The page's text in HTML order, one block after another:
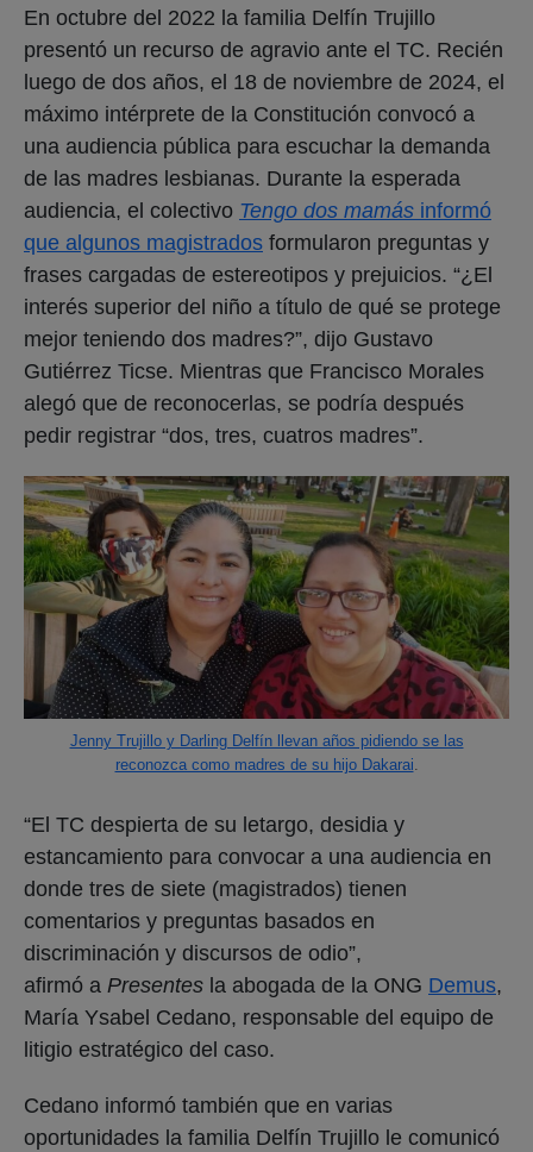
En octubre del 2022 la familia Delfín Trujillo
presentó un recurso de agravio ante el TC. Recién
luego de dos años, el 18 de noviembre de 2024, el
máximo intérprete de la Constitución convocó a
una audiencia pública para escuchar la demanda
de las madres lesbianas. Durante la esperada
audiencia, el colectivo Tengo dos mamás informó
que algunos magistrados formularon preguntas y
frases cargadas de estereotipos y prejuicios. “¿El
interés superior del niño a título de qué se protege
mejor teniendo dos madres?”, dijo Gustavo
Gutiérrez Ticse. Mientras que Francisco Morales
alegó que de reconocerlas, se podría después
pedir registrar “dos, tres, cuatros madres”.
Jenny Trujillo y Darling Delfín llevan años pidiendo se las
reconozca como madres de su hijo Dakarai
“El TC despierta de su letargo, desidia y
estancamiento para convocar a una audiencia en
donde tres de siete (magistrados) tienen
comentarios y preguntas basados en
discriminación y discursos de odio”,
afirmó a Presentes la abogada de la ONG Demus,
María Ysabel Cedano, responsable del equipo de
litigio estratégico del caso.
Cedano informó también que en varias
oportunidades la familia Delfín Trujillo le comunicó